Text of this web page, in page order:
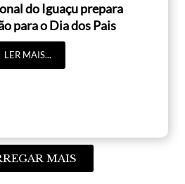
do Iguaçu prepara
para o Dia dos Pais
LER MAIS...
MAIS